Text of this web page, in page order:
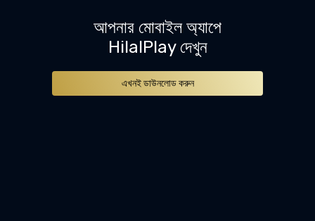
আপনার মোবাইল অ্যাপে
HilalPlay দেখুন
এখনই ডাউনলোড করুন